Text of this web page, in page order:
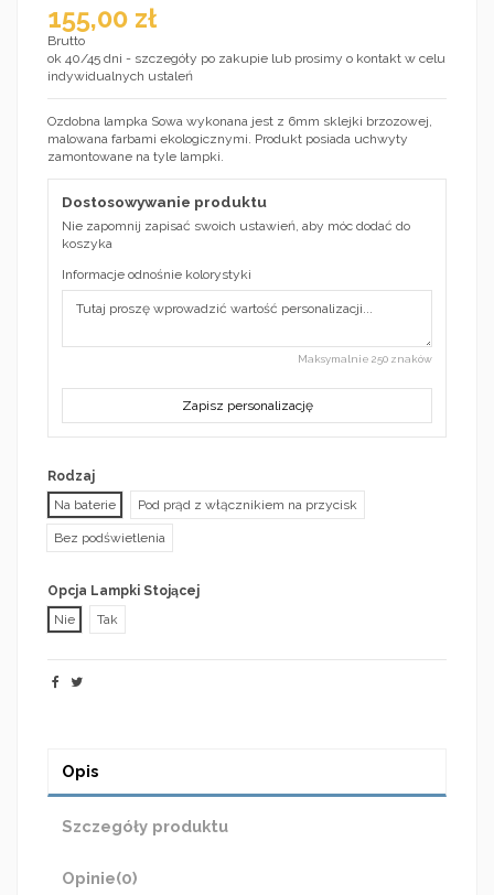
155,00 zł
Brutto
ok 40/45 dni - szczegóły po zakupie lub prosimy o kontakt w celu
indywidualnych ustaleń
Ozdobna lampka Sowa wykonana jest z 6mm sklejki brzozowej,
malowana farbami ekologicznymi. Produkt posiada uchwyty
zamontowane na tyle lampki.
Dostosowywanie produktu
Nie zapomnij zapisać swoich ustawień, aby móc dodać do
koszyka
Informacje odnośnie kolorystyki
Maksymalnie 250 znaków
Zapisz personalizację
Rodzaj
Na baterie
Pod prąd z włącznikiem na przycisk
Bez podświetlenia
Opcja Lampki Stojącej
Nie
Tak
Opis
Szczegóły produktu
Opinie(0)